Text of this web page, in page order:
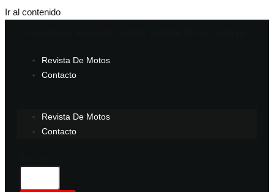
Ir al contenido
Revista De Motos
Contacto
Revista De Motos
Contacto